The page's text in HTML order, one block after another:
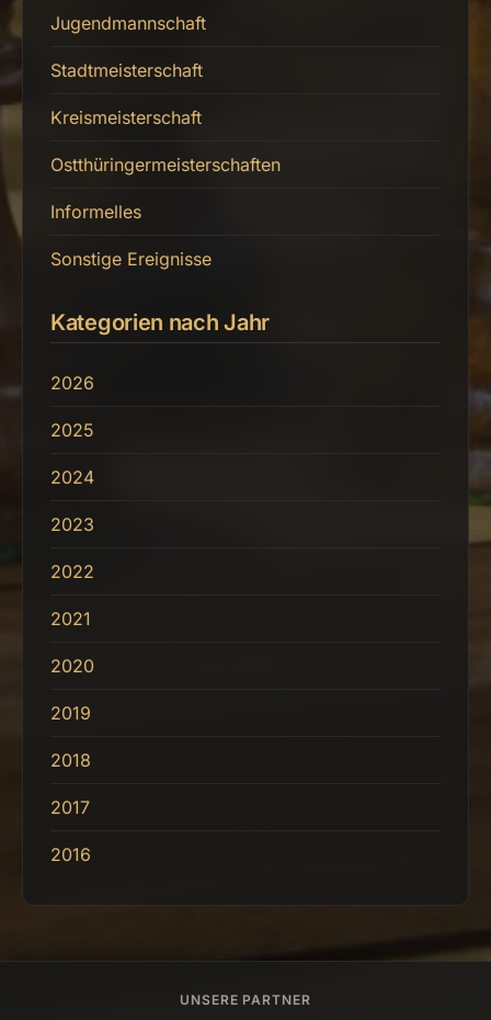
Jugendmannschaft
Stadtmeisterschaft
Kreismeisterschaft
Ostthüringermeisterschaften
Informelles
Sonstige Ereignisse
Kategorien nach Jahr
2026
2025
2024
2023
2022
2021
2020
2019
2018
2017
2016
UNSERE PARTNER